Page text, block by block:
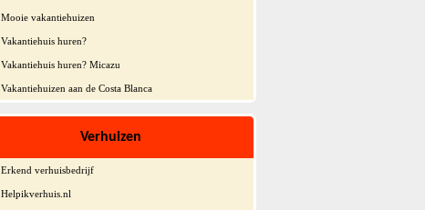
Mooie vakantiehuizen
Vakantiehuis huren?
Vakantiehuis huren? Micazu
Vakantiehuizen aan de Costa Blanca
Verhuizen
Erkend verhuisbedrijf
Helpikverhuis.nl